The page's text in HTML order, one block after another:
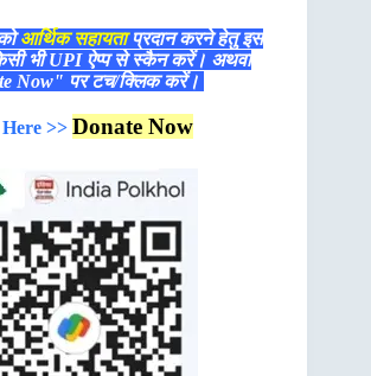
आर्थिक सहायताप्रदान करने हेतु इस
भी UPI ऐप्प से स्कैन करें। अथवा
Now" पर टच/क्लिक करें।
>> Donate Now